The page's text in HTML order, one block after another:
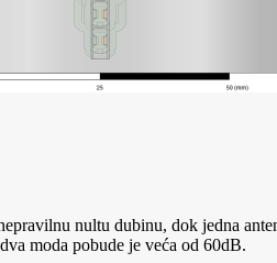
nultu dubinu, dok jedna
moda pobude je veća od 60dB.